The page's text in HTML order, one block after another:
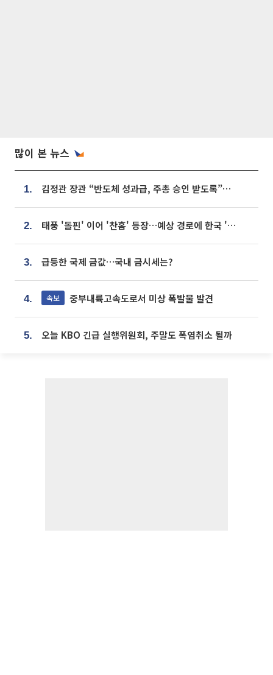
많이 본 뉴스
1. 김정관 장관 “반도체 성과급, 주총 승인 받도록”…상법·자본시장법 개정 시사
2. 태풍 '돌핀' 이어 '찬홈' 등장…예상 경로에 한국 '한숨'
3. 급등한 국제 금값…국내 금시세는?
4. 속보 중부내륙고속도로서 미상 폭발물 발견
5. 오늘 KBO 긴급 실행위원회, 주말도 폭염취소 될까